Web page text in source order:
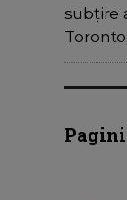
subțire